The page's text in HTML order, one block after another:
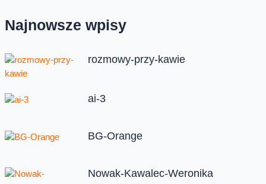
Najnowsze wpisy
rozmowy-przy-kawie
ai-3
BG-Orange
Nowak-Kawalec-Weronika